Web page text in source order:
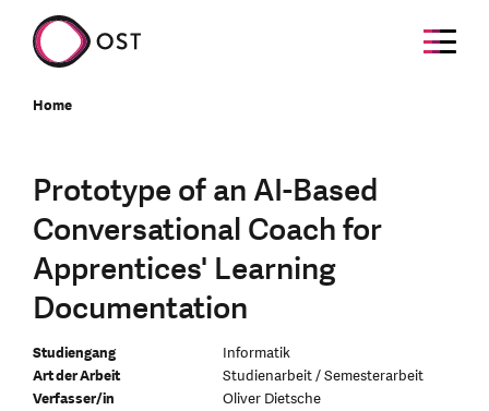
Home
Prototype of an AI-Based
Conversational Coach for
Apprentices' Learning
Documentation
Studiengang
Informatik
Art der Arbeit
Studienarbeit / Semesterarbeit
Verfasser/in
Oliver Dietsche